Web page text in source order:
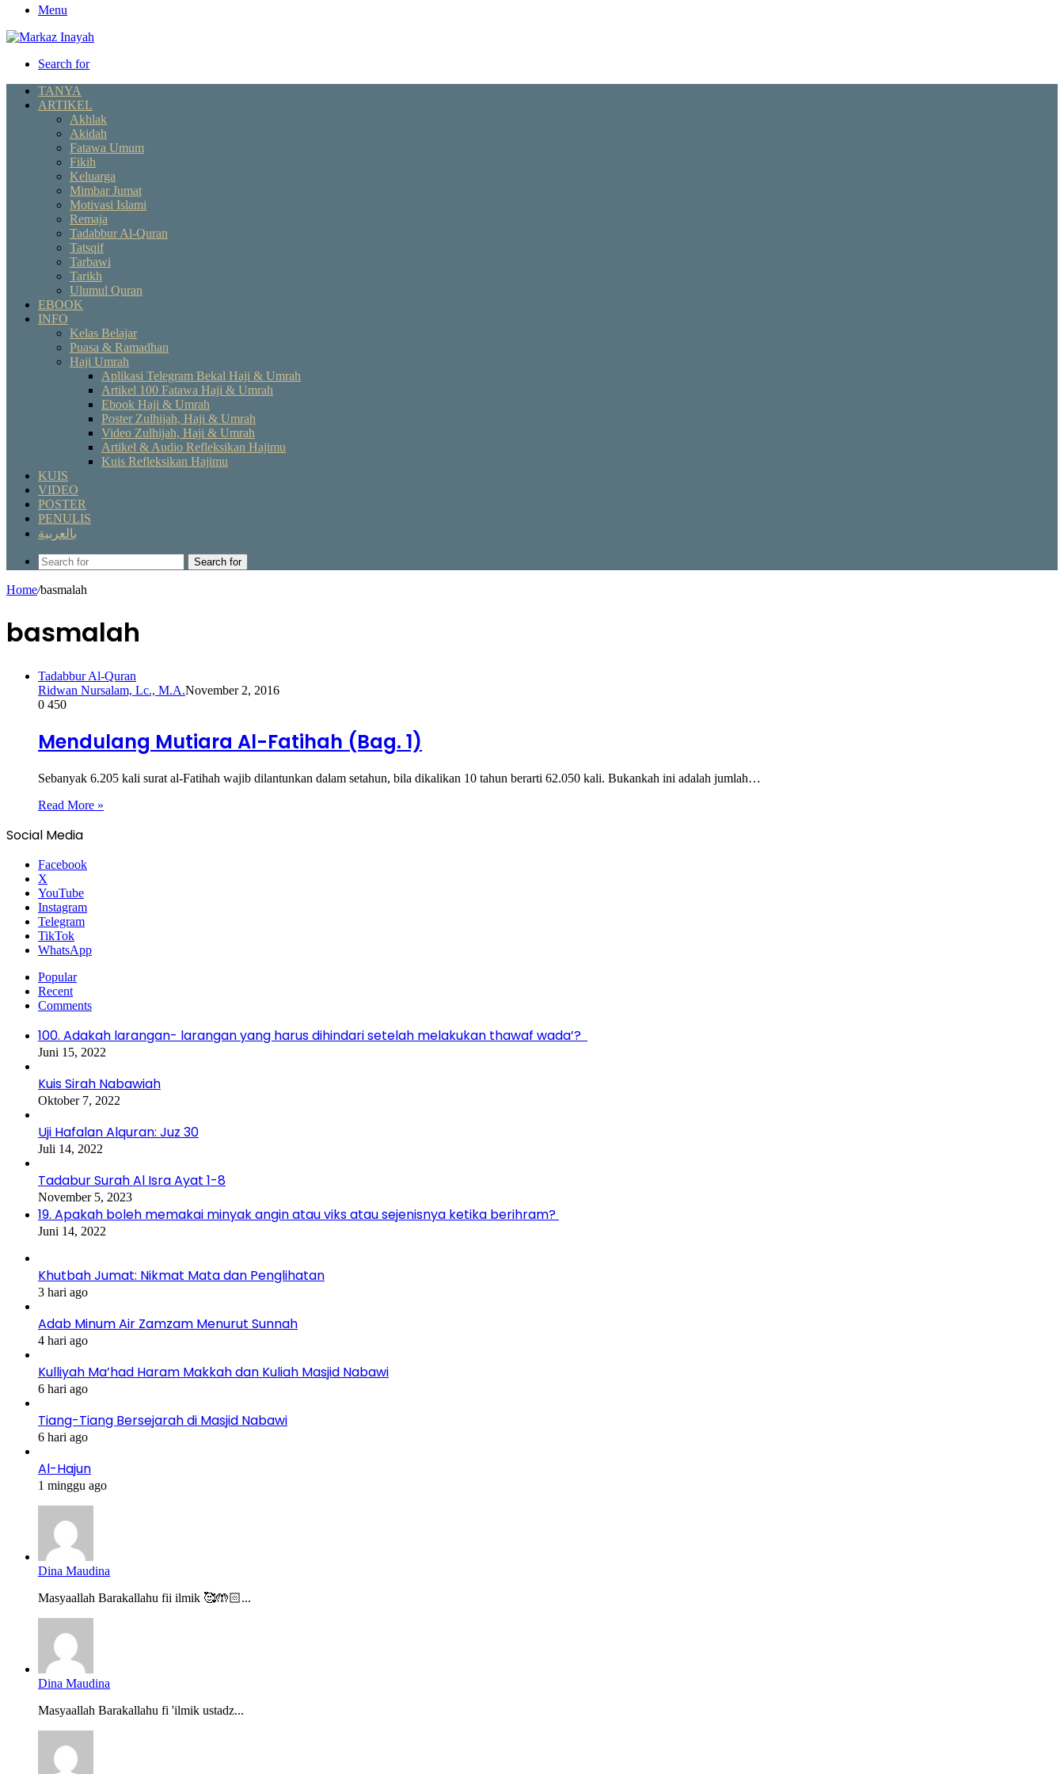
Menu
Search for
TANYA
ARTIKEL
Akhlak
Akidah
Fatawa Umum
Fikih
Keluarga
Mimbar Jumat
Motivasi Islami
Remaja
Tadabbur Al-Quran
Tatsqif
Tarbawi
Tarikh
Ulumul Quran
EBOOK
INFO
Kelas Belajar
Puasa & Ramadhan
Haji Umrah
Aplikasi Telegram Bekal Haji & Umrah
Artikel 100 Fatawa Haji & Umrah
Ebook Haji & Umrah
Poster Zulhijah, Haji & Umrah
Video Zulhijah, Haji & Umrah
Artikel & Audio Refleksikan Hajimu
Kuis Refleksikan Hajimu
KUIS
VIDEO
POSTER
PENULIS
بالعربية
Search for
Home/basmalah
basmalah
Tadabbur Al-Quran
Ridwan Nursalam, Lc., M.A.November 2, 2016
0 450
Mendulang Mutiara Al-Fatihah (Bag. 1)
Sebanyak 6.205 kali surat al-Fatihah wajib dilantunkan dalam setahun, bila dikalikan 10 tahun berarti 62.050 kali. Bukankah ini adalah jumlah…
Read More »
Social Media
Facebook
X
YouTube
Instagram
Telegram
TikTok
WhatsApp
Popular
Recent
Comments
100. Adakah larangan- larangan yang harus dihindari setelah melakukan thawaf wada’?
Juni 15, 2022
Kuis Sirah Nabawiah
Oktober 7, 2022
Uji Hafalan Alquran: Juz 30
Juli 14, 2022
Tadabur Surah Al Isra Ayat 1-8
November 5, 2023
19. Apakah boleh memakai minyak angin atau viks atau sejenisnya ketika berihram?
Juni 14, 2022
Khutbah Jumat: Nikmat Mata dan Penglihatan
3 hari ago
Adab Minum Air Zamzam Menurut Sunnah
4 hari ago
Kulliyah Ma’had Haram Makkah dan Kuliah Masjid Nabawi
6 hari ago
Tiang-Tiang Bersejarah di Masjid Nabawi
6 hari ago
Al-Hajun
1 minggu ago
Dina Maudina
Masyaallah Barakallahu fii ilmik 🥰🤲🏻...
Dina Maudina
Masyaallah Barakallahu fi 'ilmik ustadz...